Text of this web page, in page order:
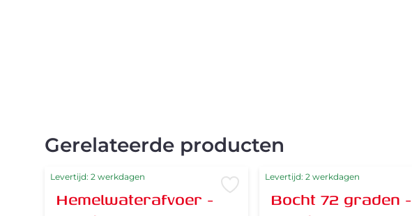
Gerelateerde producten
Levertijd: 2 werkdagen Voeg toe aan verlanglijst
Hemelwaterafvoer -
Levertijd: 2 werkdagen
Bocht 72 graden -